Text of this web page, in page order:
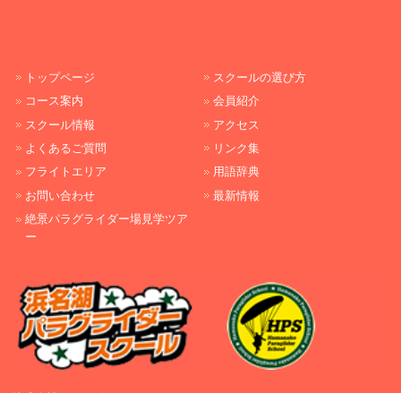
トップページ
コース案内
スクール情報
よくあるご質問
フライトエリア
お問い合わせ
絶景パラグライダー場見学ツア
ー
スクールの選び方
会員紹介
アクセス
リンク集
用語辞典
最新情報